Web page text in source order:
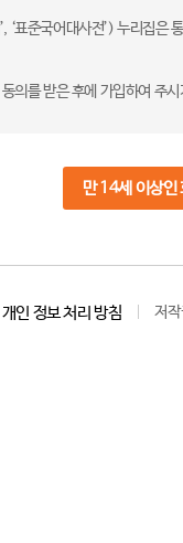
‘표준국어대사전’) 누리집
의를 받은 후에 가입하여 주
만 14세 이상인
개인 정보 처리 방침 저